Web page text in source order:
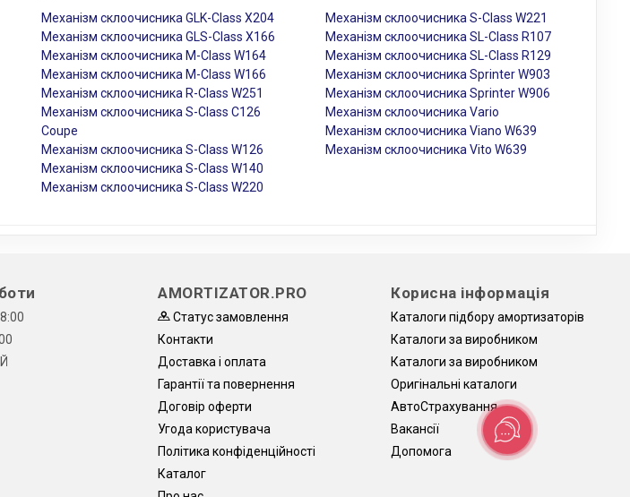
Механізм склоочисника GLK-Class X204
Механізм склоочисника GLS-Class X166
Механізм склоочисника M-Class W164
Механізм склоочисника M-Class W166
Механізм склоочисника R-Class W251
Механізм склоочисника S-Class C126
Coupe
Механізм склоочисника S-Class W126
Механізм склоочисника S-Class W140
Механізм склоочисника S-Class W220
Механізм склоочисника S-Class W221
Механізм склоочисника SL-Class R107
Механізм склоочисника SL-Class R129
Механізм склоочисника Sprinter W903
Механізм склоочисника Sprinter W906
Механізм склоочисника Vario
Механізм склоочисника Viano W639
Механізм склоочисника Vito W639
AMORTIZATOR.PRO
Статус замовлення
Контакти
Доставка і оплата
Гарантії та повернення
Договір оферти
Угода користувача
Політика конфіденційності
Каталог
Корисна інформація
Каталоги підбору амортизаторів
Каталоги за виробником
Каталоги за виробником
Оригінальні каталоги
АвтоCтрахування
Вакансії
Допомога